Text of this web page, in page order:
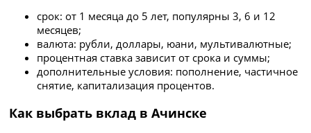
срок: от 1 месяца до 5 лет, популярны 3, 6 и 12
месяцев;
валюта: рубли, доллары, юани, мультивалютные;
процентная ставка зависит от срока и суммы;
дополнительные условия: пополнение, частичное
снятие, капитализация процентов.
Как выбрать вклад в Ачинске